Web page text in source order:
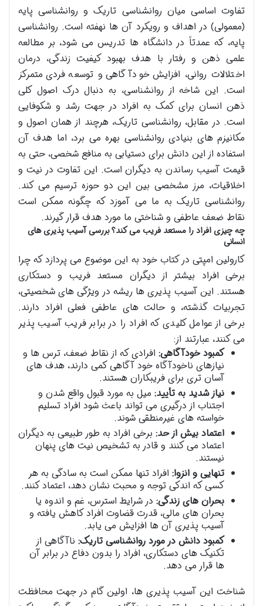
تفاوت اساسی میان روانشناسی تاریک و روانشناسی پایه
(معمولی) در اهداف و رویکرد آن ها نهفته است. روانشناسی
پایه، که عمدتاً در دانشگاه ها تدریس می شود، بر مطالعه
علمی ذهن و رفتار با هدف بهبود کیفیت زندگی، درمان
اختلالات روانی، افزایش خودآگاهی و توسعه فردی متمرکز
است. این شاخه از روانشناسی، به دنبال درک اصول کلی
ذهن انسان برای کمک به افراد در جهت رشد و شکوفایی
است. در مقابل، روانشناسی تاریک، هرچند از همان اصول و
مکانیزم های بنیادی روانشناسی بهره می برد، اما هدف آن
استفاده از این دانش برای دستیابی به منافع شخصی، حتی به
قیمت آسیب رساندن به دیگران است. این تفاوت در نیت و
اخلاقیات، مرز مشخصی بین این دو حوزه ترسیم می کند.
روانشناسی تاریک به ما می آموزد که چگونه ممکن است
نقاط ضعف عاطفی و شناختی ما مورد هدف قرار گیرند.
چه چیزی افراد را مستعد فریب می کند؟ بررسی آسیب پذیری های
انسانی
کارولین امپتی در کتاب خود به این موضوع می پردازد که چرا
برخی افراد بیشتر از دیگران مستعد فریب و دستکاری
هستند. این آسیب پذیری ها ریشه در ویژگی های شخصیتی،
تجربیات گذشته، و حالت های عاطفی فعلی افراد دارند.
برخی از عوامل کلیدی که افراد را در برابر فریب آسیب پذیر
می کنند، عبارتند از:
کمبود خودآگاهی: افرادی که از نقاط ضعف، ترس ها و
نیازهای ناخودآگاه خود آگاهی کمی دارند، هدف های
آسان تری برای فریبکاران هستند.
نیاز شدید به تأیید: میل به مورد قبول واقع شدن و
اجتناب از درگیری می تواند باعث شود افراد تسلیم
خواسته های غیرمنطقی شوند.
اعتماد بیش از حد: برخی افراد به طور طبیعی به دیگران
اعتماد می کنند و قادر به تشخیص نیت های پنهان
نیستند.
تنهایی و انزوا: افراد تنها ممکن است به سادگی به هر
کسی که اندکی توجه و محبت نشان دهد، اعتماد کنند.
بحران های زندگی: در شرایط استرس، غم و اندوه یا
بحران های مالی، قدرت قضاوت افراد کاهش یافته و
آسیب پذیری آن ها افزایش می یابد.
کمبود دانش در مورد روانشناسی تاریک: ناآگاهی از
تکنیک های دستکاری، افراد را بدون دفاع در برابر آن
ها قرار می دهد.
شناخت این آسیب پذیری ها، اولین گام در جهت محافظت